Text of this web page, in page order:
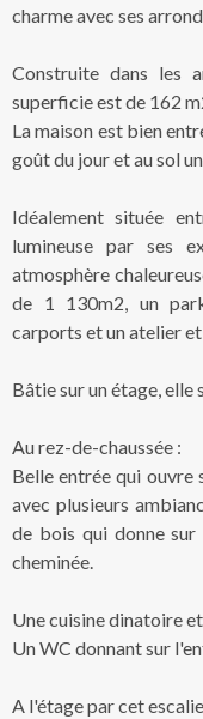
charme avec ses
Construite dans les
superficie est de 162
La maison est bien
goût du jour et au sol
Idéalement située
lumineuse par ses
atmosphère
de 1 130m2, un
carports et un atelier
Bâtie sur un étage, elle
Au rez-de-chaussée :
Belle entrée qui ouvre
avec plusieurs
de bois qui donne
cheminée.
Une cuisine dinatoire
Un WC donnant sur
A l'étage par cet